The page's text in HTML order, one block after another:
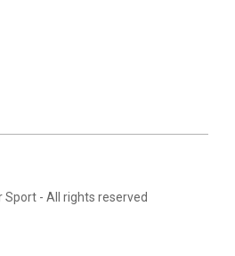
Sport- All rights reserved